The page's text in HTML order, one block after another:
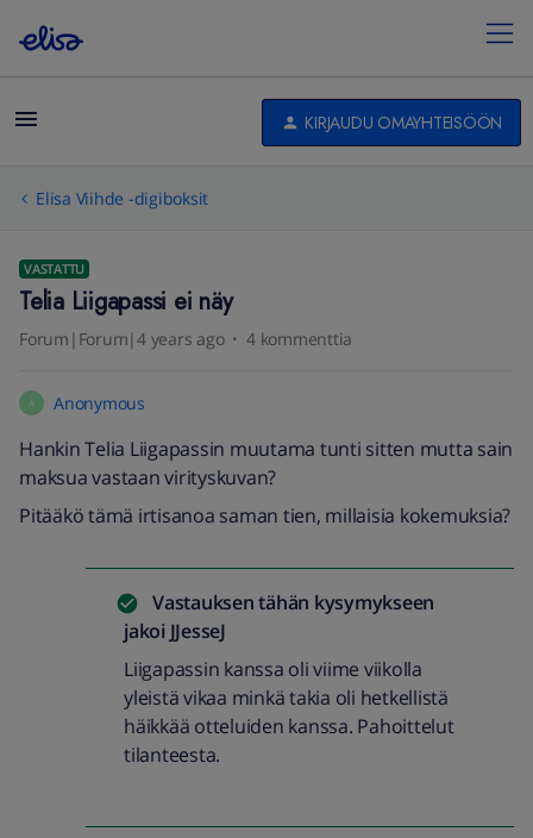
KIRJAUDU OMAYHTEISÖÖN
Elisa Viihde -digiboksit
VASTATTU
Telia Liigapassi ei näy
Forum|Forum|4 years ago 4 kommenttia
A Anonymous
Hankin Telia Liigapassin muutama tunti sitten mutta sain
maksua vastaan virityskuvan?
Pitääkö tämä irtisanoa saman tien, millaisia kokemuksia?
Vastauksen tähän kysymykseen
jakoi JJesseJ
Liigapassin kanssa oli viime viikolla
yleistä vikaa minkä takia oli hetkellistä
häikkää otteluiden kanssa. Pahoittelut
tilanteesta.